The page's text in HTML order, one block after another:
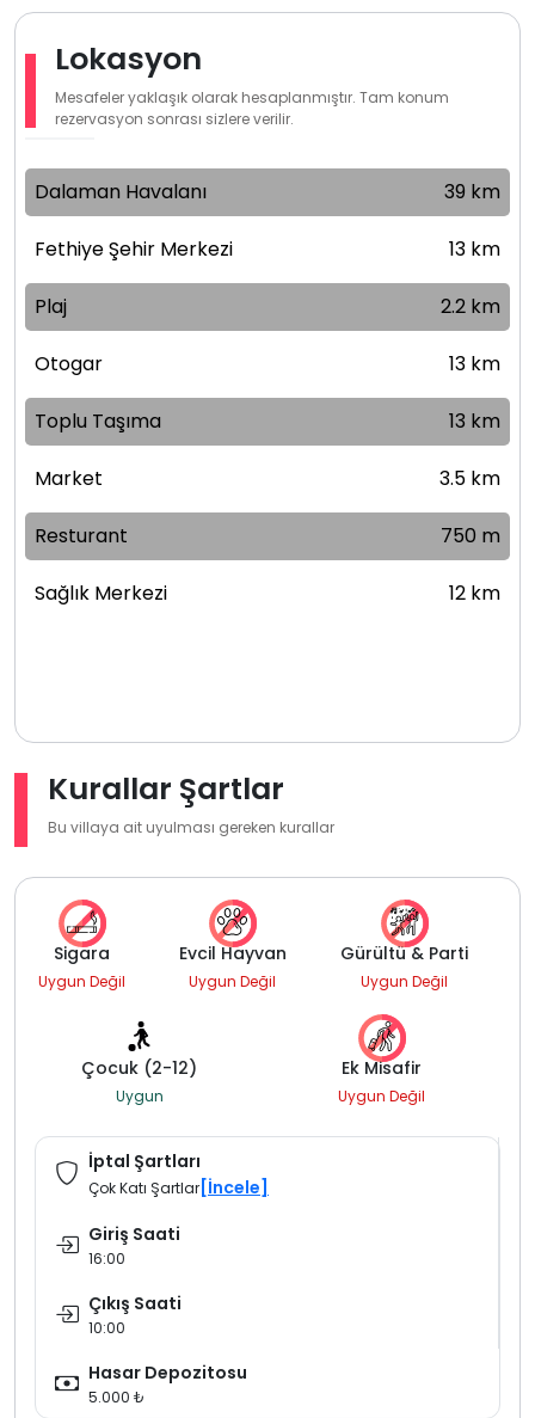
Lokasyon
Mesafeler yaklaşık olarak hesaplanmıştır. Tam konum
rezervasyon sonrası sizlere verilir.
Dalaman Havalanı 39 km
Fethiye Şehir Merkezi 13 km
Plaj 2.2 km
Otogar 13 km
Toplu Taşıma 13 km
Market 3.5 km
Resturant 750 m
Sağlık Merkezi 12 km
Kurallar Şartlar
Bu villaya ait uyulması gereken kurallar
Sigara
Uygun Değil
Evcil Hayvan
Uygun Değil
Gürültü & Parti
Uygun Değil
Çocuk (2-12)
Uygun
Ek Misafir
Uygun Değil
İptal Şartları
Çok Katı Şartlar [İncele]
Giriş Saati
16:00
Çıkış Saati
10:00
Hasar Depozitosu
5.000 ₺